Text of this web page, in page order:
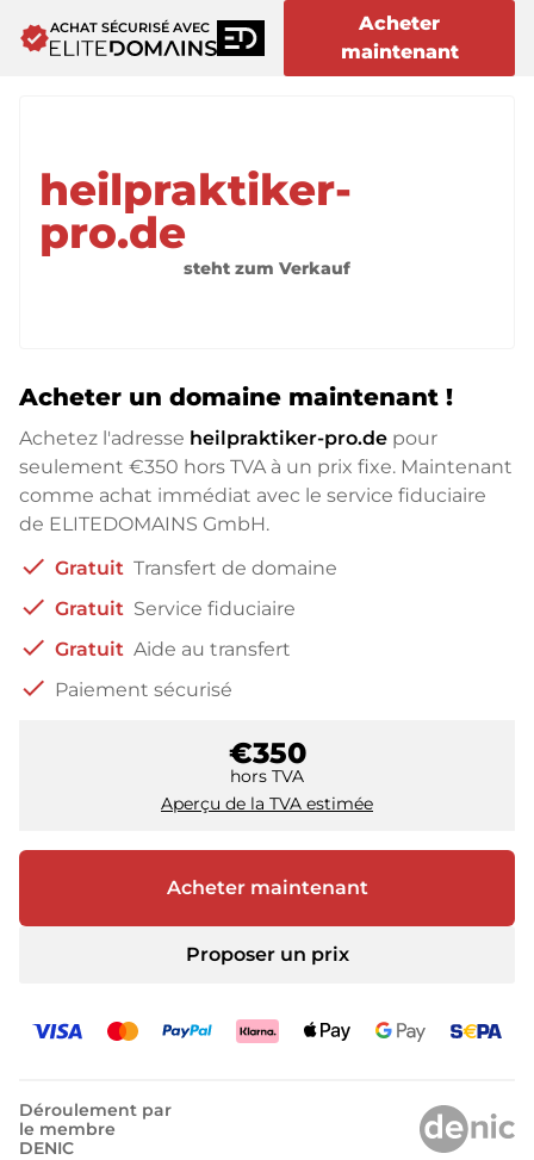
verifiedACHAT SÉCURISÉ AVEC
Acheter
maintenant
heilpraktiker-
pro.de
steht zum Verkauf
Acheter un domaine maintenant !
Achetez l'adresse heilpraktiker-pro.de pour
seulement €350 hors TVA à un prix fixe. Maintenant
comme achat immédiat avec le service fiduciaire
de ELITEDOMAINS GmbH.
check Gratuit Transfert de domaine
check Gratuit Service fiduciaire
check Gratuit Aide au transfert
check Paiement sécurisé
€350
hors TVA
Aperçu de la TVA estimée
Acheter maintenant
Proposer un prix
Déroulement par
le membre
DENIC